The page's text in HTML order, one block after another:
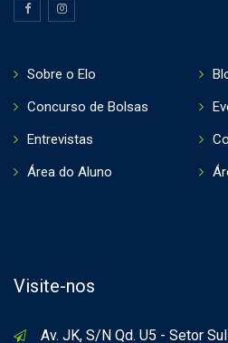
Sobre o Elo
Concurso de Bolsas
Entrevistas
Área do Aluno
Visite-nos
Av. JK, S/N Qd. U5 - Setor Sul